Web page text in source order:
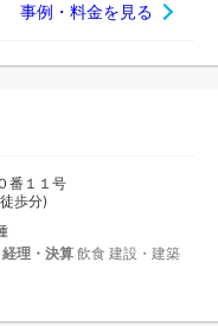
事例・料金を見る
番１１号
歩分)
経理・決算 飲食 建設・建築